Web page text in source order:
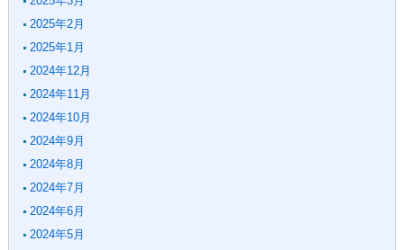
2025年2月
2025年1月
2024年12月
2024年11月
2024年10月
2024年9月
2024年8月
2024年7月
2024年6月
2024年5月